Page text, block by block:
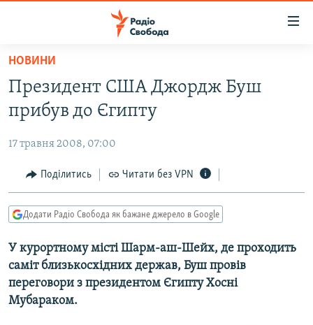
Перейти
основного
матеріалу
Перейти
до
навігації
Перейти
до
ВСЕ ЗА ДОБУ
СТАТТІ
ПОЛІТИКА
ЕКОНОМІКА
КУЛЬТУРА
СПОРТ
СВІТ
ВІЙНА
РОСІЙСЬКА «ФІЛЬТРАЦІЯ»
КРИМ.РЕАЛІЇ
ТИ ЯК?
КИТАЙ.ВИКЛИКИ
НОВИНИ
Президент США Джордж Буш
прибув до Єгипту
17 травня 2008, 07:00
Поділитись Читати без VPN
Додати Радіо Свобода як бажане джерело в Google
У курортному місті Шарм-аш-Шейх, де проходить
саміт близькосхідних держав, Буш провів
переговори з президентом Єгипту Хосні
Мубараком.